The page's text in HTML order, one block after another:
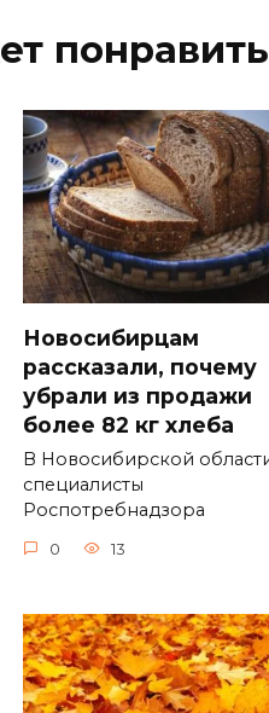
Новосибирцам
рассказали, почему
убрали из продажи
более 82 кг хлеба
В Новосибирской
специалисты
Роспотребнадзора
0 13